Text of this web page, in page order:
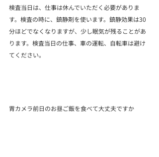
検査当日は、仕事は休んでいただく必要がありま
す。検査の時に、鎮静剤を使います。鎮静効果は30
分ほどでなくなりますが、少し眠気が残ることがあ
ります。検査当日の仕事、車の運転、自転車は避け
てください。
胃カメラ前日のお昼ご飯を食べて大丈夫ですか